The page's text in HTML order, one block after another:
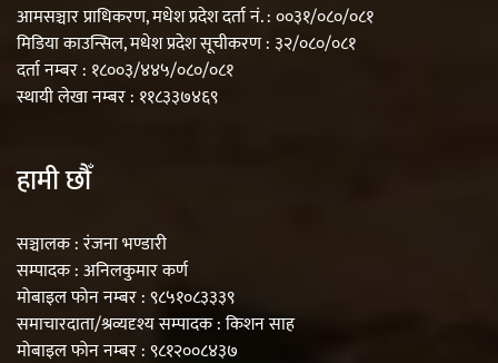
आमसञ्चार प्राधिकरण, मधेश प्रदेश दर्ता नं. : ००३१/०८०/०८१
मिडिया काउन्सिल, मधेश प्रदेश सूचीकरण : ३२/०८०/०८१
दर्ता नम्बर : १८००३/४४५/०८०/०८१
स्थायी लेखा नम्बर : ११८३३७४६९
हामी छौँ
सञ्चालक : रंजना भण्डारी
सम्पादक : अनिलकुमार कर्ण
मोबाइल फोन नम्बर : ९८५१०८३३३९
समाचारदाता/श्रव्यदृश्य सम्पादक : किशन साह
मोबाइल फोन नम्बर : ९८१२००८४३७